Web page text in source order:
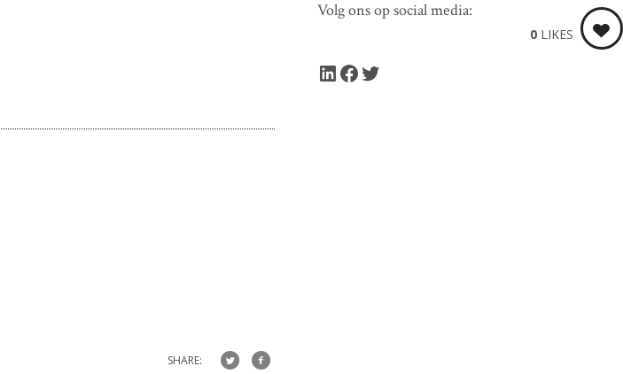
0 LIKES
SHARE:
Volg ons op social media:
LinkedIn Facebook